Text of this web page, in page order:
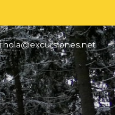
hola@excursiones.net